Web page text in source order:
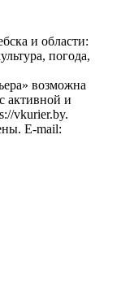
и области:
погода,
возможна
активной и
vkurier.by.
E-mail: